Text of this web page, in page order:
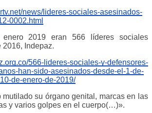
news/lideres-sociales-asesinados-
0002.html
2019 eran 566 líderes sociales
Indepaz.
566-lideres-sociales-y-defensores-
han-sido-asesinados-desde-el-1-de-
de-enero-de-2019/
mutilado su órgano genital, marcas en las
y varios golpes en el cuerpo(…)».